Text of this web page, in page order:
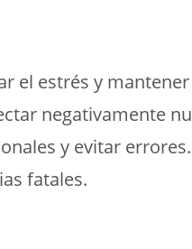
el estrés y
negativamente
y evitar
fatales.